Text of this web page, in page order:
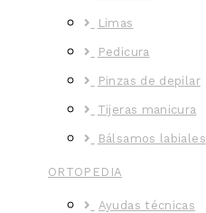
Limas
Pedicura
Pinzas de depilar
Tijeras manicura
Bálsamos labiales
ORTOPEDIA
Ayudas técnicas